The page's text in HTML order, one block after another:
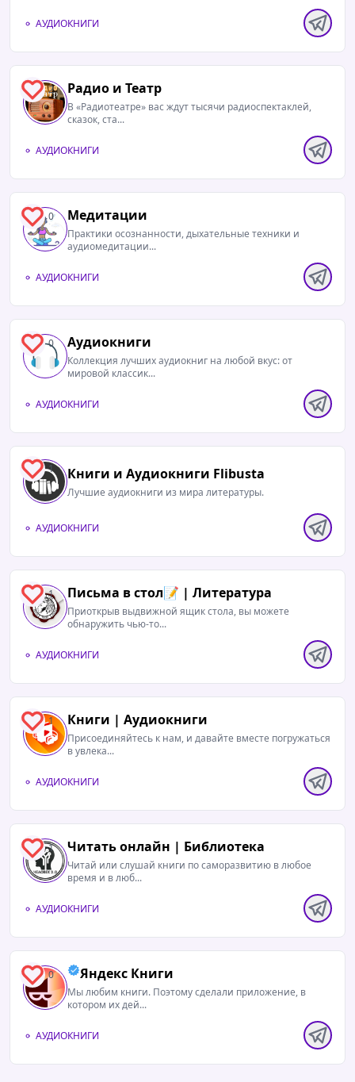
АУДИОКНИГИ
2 Радио и Театр
В «Радиотеатре» вас ждут тысячи радиоспектаклей,
сказок, ста...
АУДИОКНИГИ
0 Медитации
Практики осознанности, дыхательные техники и
аудиомедитации...
АУДИОКНИГИ
0 Аудиокниги
Коллекция лучших аудиокниг на любой вкус: от
мировой классик...
АУДИОКНИГИ
1 Книги и Аудиокниги Flibusta
Лучшие аудиокниги из мира литературы.
АУДИОКНИГИ
1 Письма в стол📝 | Литература
Приоткрыв выдвижной ящик стола, вы можете
обнаружить чью-то...
АУДИОКНИГИ
1 Книги | Аудиокниги
Присоединяйтесь к нам, и давайте вместе погружаться
в увлека...
АУДИОКНИГИ
1 Читать онлайн | Библиотека
Читай или слушай книги по саморазвитию в любое
время и в люб...
АУДИОКНИГИ
0 Яндекс Книги
Мы любим книги. Поэтому сделали приложение, в
котором их дей...
АУДИОКНИГИ